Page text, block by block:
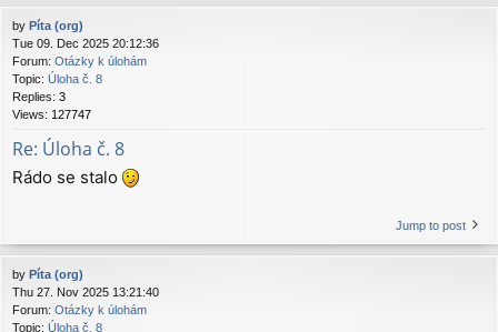
by Píta (org)
Tue 09. Dec 2025 20:12:36
Forum: Otázky k úlohám
Topic: Úloha č. 8
Replies: 3
Views: 127747
Re: Úloha č. 8
Rádo se stalo
Jump to post
by Píta (org)
Thu 27. Nov 2025 13:21:40
Forum: Otázky k úlohám
Topic: Úloha č. 8